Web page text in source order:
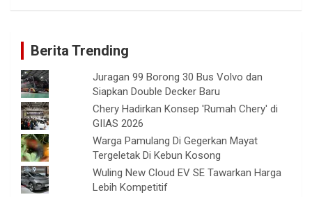
Berita Trending
Juragan 99 Borong 30 Bus Volvo dan
Siapkan Double Decker Baru
Chery Hadirkan Konsep 'Rumah Chery' di
GIIAS 2026
Warga Pamulang Di Gegerkan Mayat
Tergeletak Di Kebun Kosong
Wuling New Cloud EV SE Tawarkan Harga
Lebih Kompetitif